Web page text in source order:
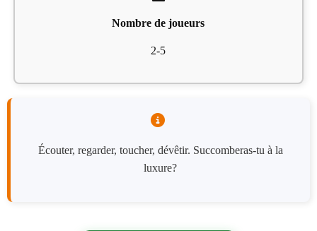
Nombre de joueurs
2-5
Écouter, regarder, toucher, dévêtir. Succomberas-tu à la
luxure?